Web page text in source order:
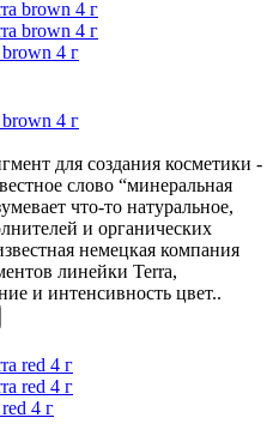
4 г
4 г
для создания косметики -
слово “минеральная
что-то натуральное,
и органических
немецкая компания
линейки Terra,
и интенсивность цвет..
4 г